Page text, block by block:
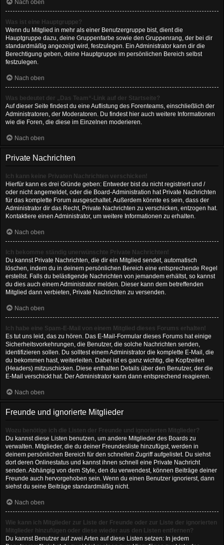
Nach oben
Was ist eine Hauptgruppe?
Wenn du Mitglied in mehr als einer Benutzergruppe bist, dient die
Hauptgruppe dazu, deine Gruppenfarbe sowie den Gruppenrang, der bei dir
standardmäßig angezeigt wird, festzulegen. Ein Administrator kann dir die
Berechtigung geben, deine Hauptgruppe im persönlichen Bereich selbst
festzulegen.
Nach oben
Was bedeutet der „Das Team“-Link auf der Startseite?
Auf dieser Seite findest du eine Auflistung des Forenteams, einschließlich der
Administratoren, der Moderatoren. Du findest hier auch weitere Informationen
wie die Foren, die diese im Einzelnen moderieren.
Nach oben
Private Nachrichten
Ich kann keine Privaten Nachrichten verschicken!
Hierfür kann es drei Gründe geben: Entweder bist du nicht registriert und /
oder nicht angemeldet, oder die Board-Administration hat Private Nachrichten
für das komplette Forum ausgeschaltet. Außerdem könnte es sein, dass der
Administrator dir das Recht, Private Nachrichten zu verschicken, entzogen hat.
Kontaktiere einen Administrator, um weitere Informationen zu erhalten.
Nach oben
Ich bekomme ständig unerwünschte Private Nachrichten!
Du kannst Private Nachrichten, die dir ein Mitglied sendet, automatisch
löschen, indem du in deinem persönlichen Bereich eine entsprechende Regel
erstellst. Falls du belästigende Nachrichten von jemandem erhältst, so kannst
du dies auch einem Administrator melden. Dieser kann dem betreffenden
Mitglied dann verbieten, Private Nachrichten zu versenden.
Nach oben
Ich habe eine Spam-E-Mail von einem Mitglied dieses Forums erhalten!
Es tut uns leid, das zu hören. Das E-Mail-Formular dieses Forums hat einige
Sicherheitsvorkehrungen, die Benutzer, die solche Nachrichten senden,
identifizieren sollen. Du solltest einem Administrator die komplette E-Mail, die
du bekommen hast, weiterleiten. Dabei ist es ganz wichtig, die Kopfzeilen
(Headers) mitzuschicken. Diese enthalten Details über den Benutzer, der die
E-Mail verschickt hat. Der Administrator kann dann entsprechend reagieren.
Nach oben
Freunde und ignorierte Mitglieder
Wozu benötige ich die Listen der Freunde und ignorierten Mitglieder?
Du kannst diese Listen benutzen, um andere Mitglieder des Boards zu
verwalten. Mitglieder, die du deiner Freundesliste hinzufügst, werden in
deinem persönlichen Bereich für den schnellen Zugriff aufgelistet. Du siehst
dort deren Onlinestatus und kannst ihnen schnell eine Private Nachricht
senden. Abhängig von dem Style, den du verwendest, können Beiträge deiner
Freunde auch hervorgehoben sein. Wenn du einen Benutzer ignorierst, dann
siehst du seine Beiträge standardmäßig nicht.
Nach oben
Wie kann ich Mitglieder zur Liste der Freunde oder zur Liste der ignorierten
Mitglieder hinzufügen oder diese wieder aus den Listen entfernen?
Du kannst Benutzer auf zwei Arten auf diese Listen setzen: In jedem